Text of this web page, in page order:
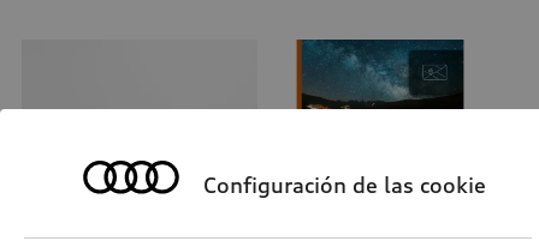
Configuración de las cookie